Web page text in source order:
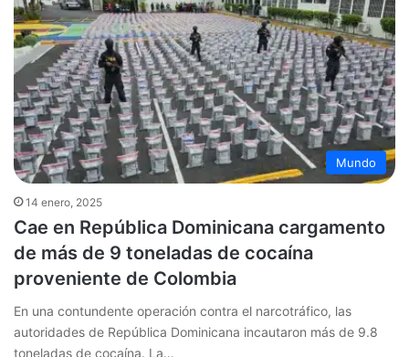
Mundo
14 enero, 2025
Cae en República Dominicana cargamento
de más de 9 toneladas de cocaína
proveniente de Colombia
En una contundente operación contra el narcotráfico, las
autoridades de República Dominicana incautaron más de 9.8
toneladas de cocaína. La…